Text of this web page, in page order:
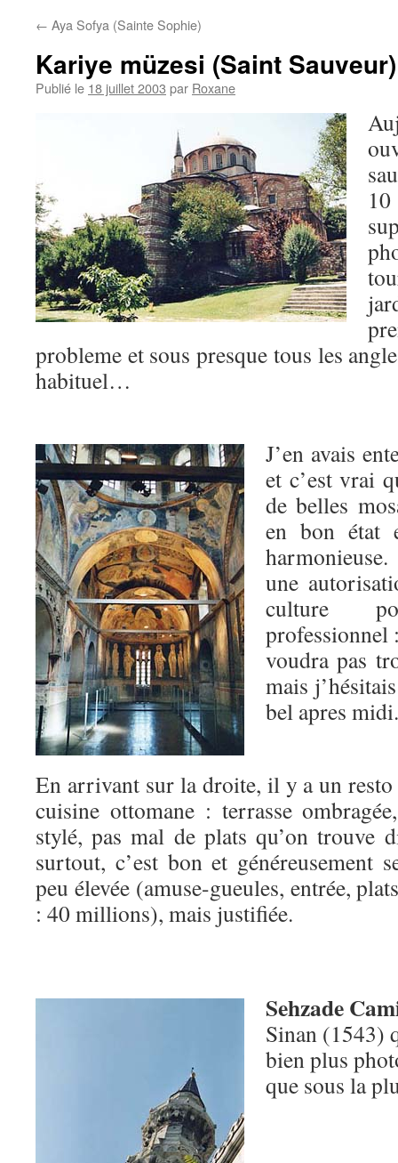
← Aya Sofya (Sainte Sophie)
Kariye müzesi (Saint Sauveur)
Publié le 18 juillet 2003 par Roxane
probleme et sous presque tous les
habituel…
J’en avais
et c’est vrai
de belles
en bon état
une
culture
professionnel
voudra pas
mais
bel apres midi.
En arrivant sur la droite, il y a un
cuisine ottomane : terrasse
stylé, pas mal de plats qu’on trouve
surtout, c’est bon et généreusement
peu élevée (amuse-gueules, entrée,
: 40 millions), mais justifiée.
Sehzade
Sinan (1543)
bien plus
que sous la